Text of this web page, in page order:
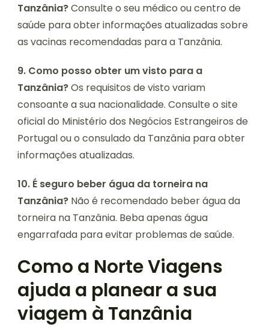
Tanzânia?Consulte o seu médico ou centro de
saúde para obter informações atualizadas sobre
as vacinas recomendadas para a Tanzânia.
9. Como posso obter um visto para a
Tanzânia?Os requisitos de visto variam
consoante a sua nacionalidade. Consulte o site
oficial do Ministério dos Negócios Estrangeiros de
Portugal ou o consulado da Tanzânia para obter
informações atualizadas.
10. É seguro beber água da torneira na
Tanzânia? Não é recomendado beber água da
torneira na Tanzânia. Beba apenas água
engarrafada para evitar problemas de saúde.
Como a Norte Viagens
ajuda a planear a sua
viagem à Tanzânia